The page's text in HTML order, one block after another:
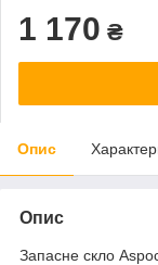
1 170 ₴
Опис
Опис
Запасне скло